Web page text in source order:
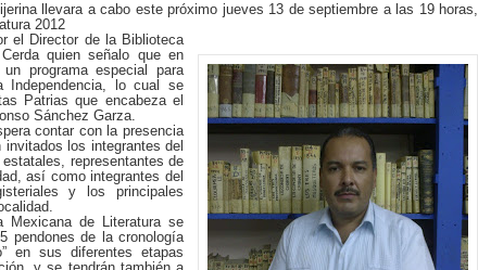
llevara a cabo este próximo jueves 13 de septiembre a las 19 horas,
2012
el Director de la Biblioteca
quien señalo que en
programa especial para
Independencia, lo cual se
Patrias que encabeza el
Sánchez Garza.
contar con la presencia
los integrantes del
representantes de
así como integrantes del
y los principales
Mexicana de Literatura se
pendones de la cronología
en sus diferentes etapas